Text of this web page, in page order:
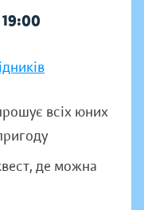
всіх юних
де можна